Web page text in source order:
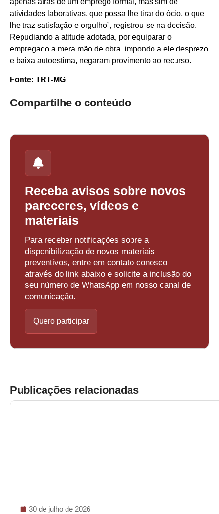
apenas atrás de um emprego formal, mas sim de
atividades laborativas, que possa lhe tirar do ócio, o que
lhe traz satisfação e orgulho”, registrou-se na decisão.
Repudiando a atitude adotada, por equiparar o
empregado a mera mão de obra, impondo a ele desprezo
e baixa autoestima, negaram provimento ao recurso.
Fonte: TRT-MG
Compartilhe o conteúdo
Receba avisos sobre novos
pareceres, vídeos e
materiais
Para receber notificações sobre a
disponibilização de novos materiais
preventivos, entre em contato conosco
através do link abaixo e solicite a inclusão do
seu número de WhatsApp em nosso canal de
comunicação.
Quero participar
Publicações relacionadas
30 de julho de 2026